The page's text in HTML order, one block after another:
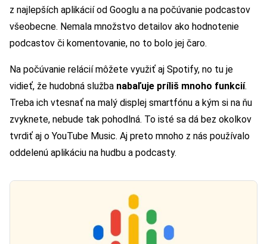
z najlepších aplikácií od Googlu a na počúvanie podcastov
všeobecne. Nemala množstvo detailov ako hodnotenie
podcastov či komentovanie, no to bolo jej čaro.
Na počúvanie relácií môžete využiť aj Spotify, no tu je
vidieť, že hudobná služba nabaľuje príliš mnoho funkcií.
Treba ich vtesnať na malý displej smartfónu a kým si na ňu
zvyknete, nebude tak pohodlná. To isté sa dá bez okolkov
tvrdiť aj o YouTube Music. Aj preto mnoho z nás používalo
oddelenú aplikáciu na hudbu a podcasty.